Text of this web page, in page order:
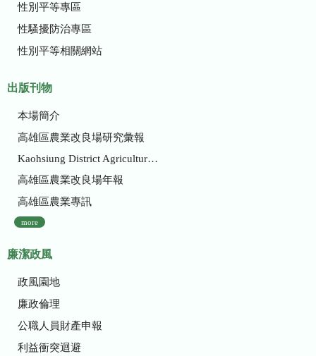
性別平等專區
性騷擾防治專區
性別平等相關網站
出版刊物
本場簡介
高雄區農業改良場研究彙報
Kaohsiung District Agricultural Research and Extension Station
高雄區農業改良場年報
高雄區農業專訊
more
廉潔政風
政風園地
廉政倫理
公職人員財產申報
利益衝突迴避